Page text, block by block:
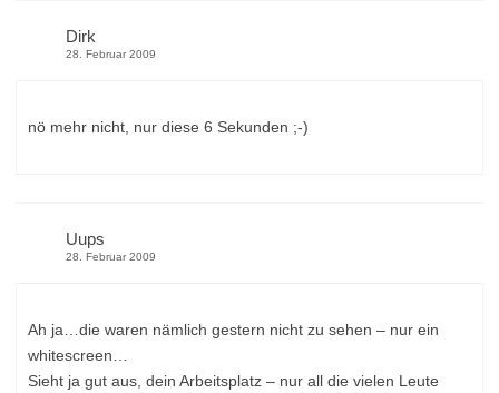
Dirk
28. Februar 2009
nö mehr nicht, nur diese 6 Sekunden ;-)
Uups
28. Februar 2009
Ah ja…die waren nämlich gestern nicht zu sehen – nur ein
whitescreen…
Sieht ja gut aus, dein Arbeitsplatz – nur all die vielen Leute